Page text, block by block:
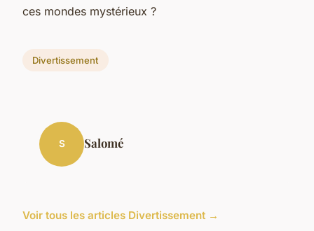
ces mondes mystérieux ?
Divertissement
S Salomé
Voir tous les articles Divertissement →